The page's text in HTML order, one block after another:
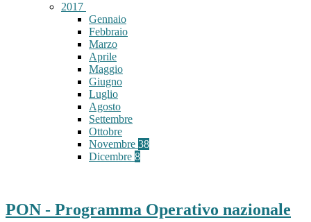
2017
Gennaio
Febbraio
Marzo
Aprile
Maggio
Giugno
Luglio
Agosto
Settembre
Ottobre
Novembre 38
Dicembre 8
PON - Programma Operativo nazionale